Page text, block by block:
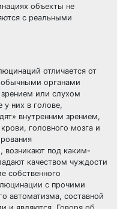
объекты не
с реальными
отличается от
органами
или слухом
у них в голове,
внутренним зрением,
головного мозга и
возникают под каким-
качеством чуждости
собственного
с прочими
автоматизма, составной